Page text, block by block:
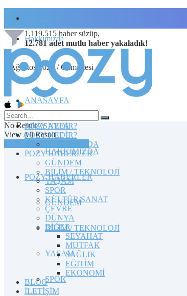
Hakkımızda
8 Ağustos 2026 / Cumartesi
1.119.515 haber süzüp,
12.781 adet mutlu haber yakaladık!
No Result
View All Result
TOPLULUĞA KATILIN
ANASAYFA
POZY NEDİR?
HAKKIMIZDA
POZY HABERLER
GÜNDEM
BİLİM / TEKNOLOJİ
YAŞAM
SPOR
ANASAYFA
POZY NEDİR?
HAKKIMIZDA
POZY HABERLER
GÜNDEM
BİLİM / TEKNOLOJİ
YAŞAM
SPOR
KÜLTÜR/SANAT
ÇEVRE
DÜNYA
DİĞER
SEYAHAT
MUTFAK
SAĞLIK
EĞİTİM
EKONOMİ
BLOG
İLETİŞİM